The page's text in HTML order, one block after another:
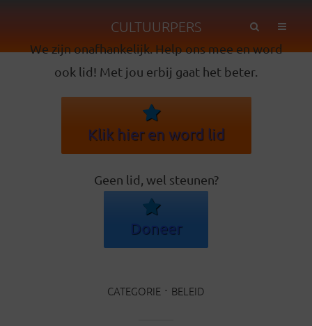
CULTUURPERS
We zijn onafhankelijk. Help ons mee en word
ook lid! Met jou erbij gaat het beter.
Klik hier en word lid
Geen lid, wel steunen?
Doneer
CATEGORIE BELEID